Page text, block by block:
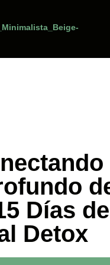
Días de
Detox